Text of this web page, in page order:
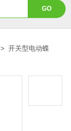
>开关型电动蝶